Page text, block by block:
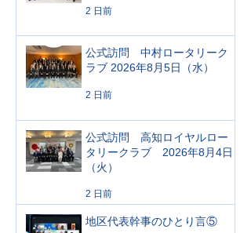
2 日前
公式訪問 中村ロータリーク
ラブ 2026年8月5日（水）
2 日前
公式訪問 高知ロイヤルロー
タリークラブ 2026年8月4日
（火）
2 日前
地区代表幹事のひとり言⑤